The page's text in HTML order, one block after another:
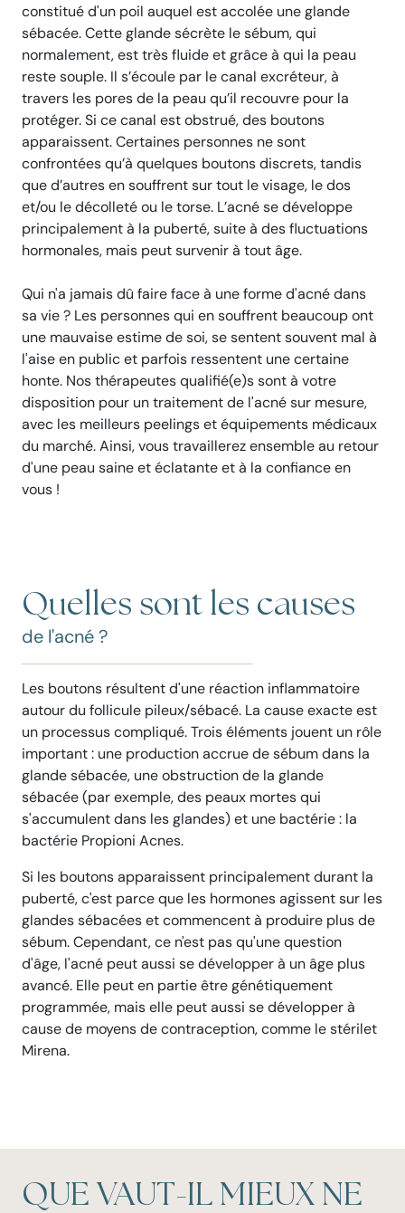
constitué d'un poil auquel est accolée une glande
sébacée. Cette glande sécrète lesébum, qui
normalement, est très fluide et grâce à qui la peau
reste souple. Il s’écoule par le canal excréteur, à
travers les pores de la peau qu’il recouvre pour la
protéger. Si ce canal est obstrué, des boutons
apparaissent. Certaines personnes ne sont
confrontées qu’à quelques boutons discrets, tandis
que d’autres en souffrent sur tout le visage, le dos
et/ou le décolleté ou le torse. L’acné se développe
principalement à la puberté, suite à des fluctuations
hormonales, mais peut survenir à tout âge.
Qui n'a jamais dû faire face à une forme d'acné dans
sa vie ? Les personnes qui en souffrent beaucoup ont
une mauvaise estime de soi, se sentent souvent mal à
l'aise en public et parfois ressentent une certaine
honte. Nos thérapeutes qualifié(e)s sont à votre
disposition pour un traitement de l'acné sur mesure,
avec les meilleurs peelings et équipements médicaux
du marché. Ainsi, vous travaillerez ensemble au retour
d'une peau saine et éclatante et à la confiance en
vous !
Quelles sont les causes
de l'acné ?
Les boutons résultent d'une réaction inflammatoire
autour du follicule pileux/sébacé. La cause exacte est
un processus compliqué. Trois éléments jouent un rôle
important : une production accrue de sébum dans la
glande sébacée, une obstruction de la glande
sébacée (par exemple, des peaux mortes qui
s'accumulent dans les glandes) et une bactérie : la
bactérie Propioni Acnes.
Si les boutons apparaissent principalement durant la
puberté, c'est parce que les hormones agissent sur les
glandes sébacées et commencent à produire plus de
sébum. Cependant, ce n'est pas qu'une question
d'âge, l'acné peut aussi se développer à un âge plus
avancé. Elle peut en partie être génétiquement
programmée, mais elle peut aussi se développer à
cause de moyens de contraception, comme le stérilet
Mirena.
QUE VAUT-IL MIEUX NE